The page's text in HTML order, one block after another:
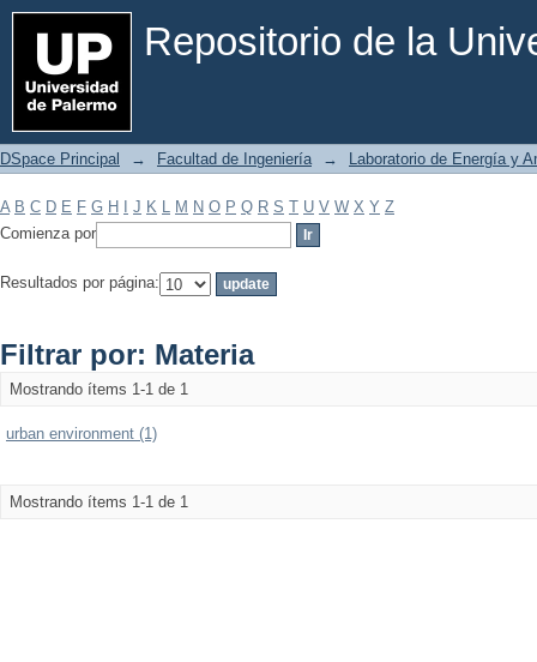
Repositorio de la
Filtrar por: Materia
DSpace Principal → Facultad de Ingeniería → Laboratorio de Energía y
A B C D E F G H J K L M N O P Q R S T U V W X Y Z
Comienza por
Resultados por página:
Filtrar por: Materia
Mostrando ítems 1-1 de 1
urban environment (1)
Mostrando ítems 1-1 de 1